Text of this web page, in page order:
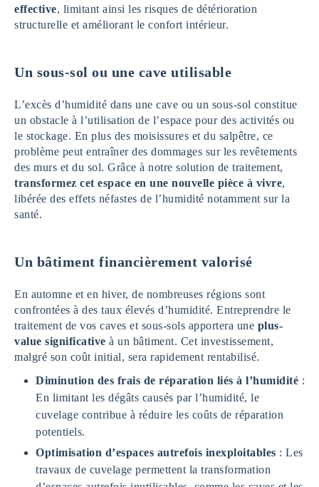
effective, limitant ainsi les risques de détérioration
structurelle et améliorant le confort intérieur.
Un sous-sol ou une cave utilisable
L’excès d’humidité dans une cave ou un sous-sol constitue
un obstacle à l’utilisation de l’espace pour des activités ou
le stockage. En plus des moisissures et du salpêtre, ce
problème peut entraîner des dommages sur les revêtements
des murs et du sol. Grâce à notre solution de traitement,
transformez cet espace en une nouvelle pièce à vivre,
libérée des effets néfastes de l’humidité notamment sur la
santé.
Un bâtiment financièrement valorisé
En automne et en hiver, de nombreuses régions sont
confrontées à des taux élevés d’humidité. Entreprendre le
traitement de vos caves et sous-sols apportera une plus-
value significative à un bâtiment. Cet investissement,
malgré son coût initial, sera rapidement rentabilisé.
Diminution des frais de réparation liés à l’humidité :
En limitant les dégâts causés par l’humidité, le
cuvelage contribue à réduire les coûts de réparation
potentiels.
Optimisation d’espaces autrefois inexploitables : Les
travaux de cuvelage permettent la transformation